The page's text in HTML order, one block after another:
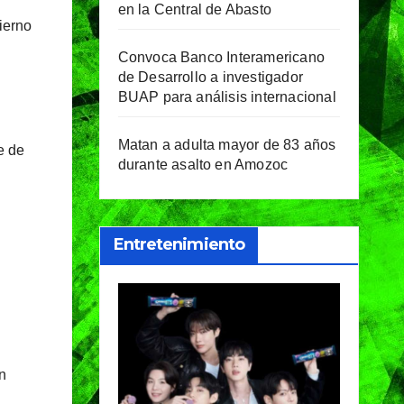
de
en la Central de Abasto
Convoca Banco Interamericano
de Desarrollo a investigador
BUAP para análisis internacional
Matan a adulta mayor de 83 años
durante asalto en Amozoc
Entretenimiento